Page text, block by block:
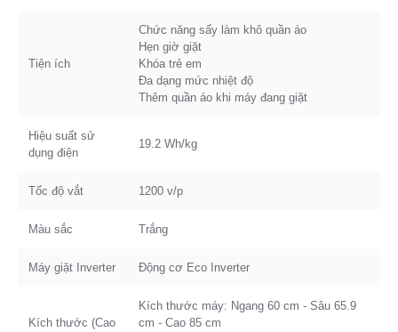
Tiện ích
Chức năng sấy làm khô quần áo
Hẹn giờ giặt
Khóa trẻ em
Đa dạng mức nhiệt độ
Thêm quần áo khi máy đang giặt
Hiệu suất sử
dụng điện
19.2 Wh/kg
Tốc độ vắt 1200 v/p
Màu sắc Trắng
Máy giặt Inverter Động cơ Eco Inverter
Kích thước (Cao
Kích thước máy: Ngang 60 cm - Sâu 65.9
cm - Cao 85 cm